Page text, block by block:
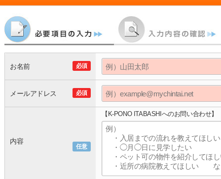
必須
お名前
必須
メールアドレス
任意
内容
【K-PONO ITABASHIへのお問い合わせ】